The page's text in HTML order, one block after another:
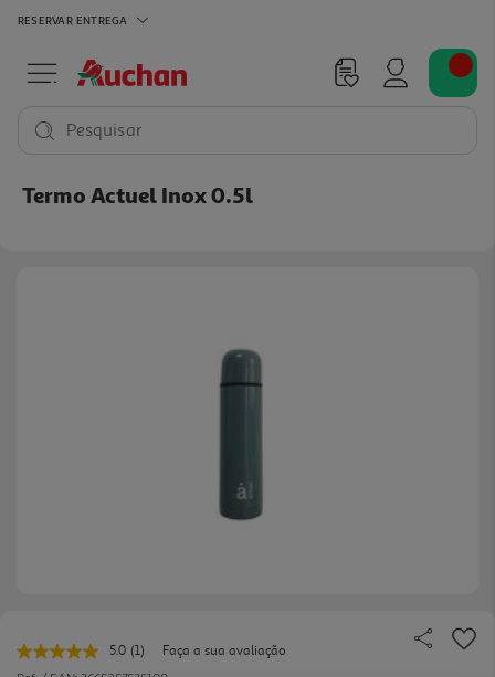
RESERVAR ENTREGA
Pesquisar
Termo Actuel Inox 0.5l
5.0 Leu
(1)
Faça a sua avaliação